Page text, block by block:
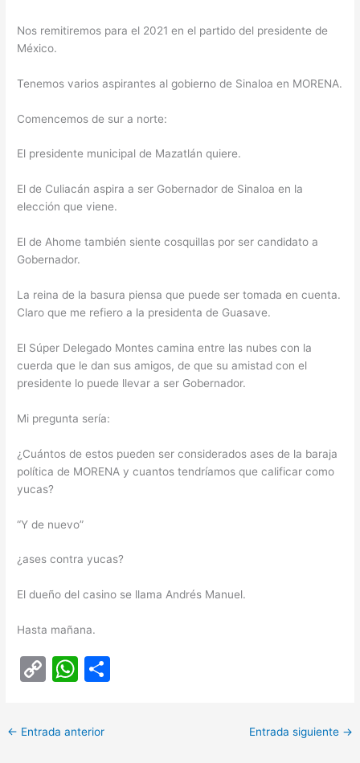
Nos remitiremos para el 2021 en el partido del presidente de
México.
Tenemos varios aspirantes al gobierno de Sinaloa en MORENA.
Comencemos de sur a norte:
El presidente municipal de Mazatlán quiere.
El de Culiacán aspira a ser Gobernador de Sinaloa en la
elección que viene.
El de Ahome también siente cosquillas por ser candidato a
Gobernador.
La reina de la basura piensa que puede ser tomada en cuenta.
Claro que me refiero a la presidenta de Guasave.
El Súper Delegado Montes camina entre las nubes con la
cuerda que le dan sus amigos, de que su amistad con el
presidente lo puede llevar a ser Gobernador.
Mi pregunta sería:
¿Cuántos de estos pueden ser considerados ases de la baraja
política de MORENA y cuantos tendríamos que calificar como
yucas?
“Y de nuevo”
¿ases contra yucas?
El dueño del casino se llama Andrés Manuel.
Hasta mañana.
C
p
y
W
at
s
← Entrada anterior Entrada siguiente →